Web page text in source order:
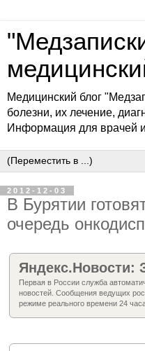
Медицинский блог
болезни, их лечение,
Информация для врачей
2012-12-03
В Бурятии
очередь
Яндекс.Новости:
Первая в России служба
новостей. Сообщения ведущих
режиме реального времени 24 часа